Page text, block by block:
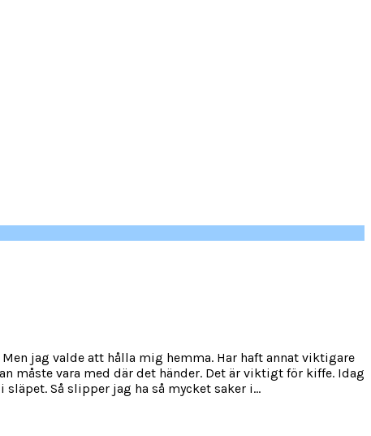
jag valde att hålla mig hemma. Har haft annat viktigare
måste vara med där det händer. Det är viktigt för kiffe. Idag
Så slipper jag ha så mycket saker i...